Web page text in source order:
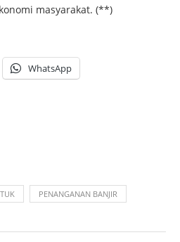
masyarakat. (**)
WhatsApp
PENANGANAN BANJIR